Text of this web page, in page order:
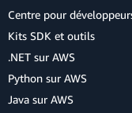
Centre pour
Kits SDK et outils
.NET sur AWS
Python sur AWS
Java sur AWS